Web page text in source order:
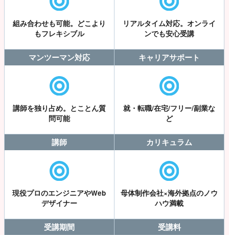
組み合わせも可能。どこより
もフレキシブル
リアルタイム対応。オンライ
ンでも安心受講
マンツーマン対応
講師を独り占め。とことん質
問可能
キャリアサポート
就・転職/在宅/フリー/副業な
ど
講師
現役プロのエンジニアやWeb
デザイナー
カリキュラム
母体制作会社×海外拠点のノウ
ハウ満載
受講期間 受講料